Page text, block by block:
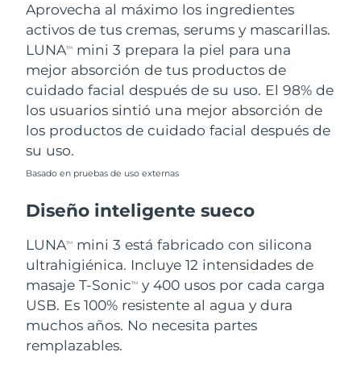
Aprovecha al máximo los ingredientes
activos de tus cremas, serums y mascarillas.
LUNATM
mini 3 prepara la piel para una
mejor absorción de tus productos de
cuidado facial después de su uso. El 98% de
los usuarios sintió una mejor absorción de
los productos de cuidado facial después de
su uso.
Basado en pruebas de uso externas
Diseño inteligente sueco
LUNATM
mini 3 está fabricado con silicona
ultrahigiénica. Incluye 12 intensidades de
masaje T-SonicTM
y 400 usos por cada carga
USB. Es 100% resistente al agua y dura
muchos años. No necesita partes
remplazables.